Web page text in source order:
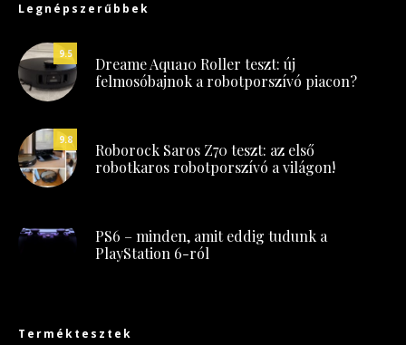
Legnépszerűbbek
9.5
Dreame Aqua10 Roller teszt: új
felmosóbajnok a robotporszívó piacon?
9.8
Roborock Saros Z70 teszt: az első
robotkaros robotporszívó a világon!
PS6 – minden, amit eddig tudunk a
PlayStation 6-ról
Terméktesztek